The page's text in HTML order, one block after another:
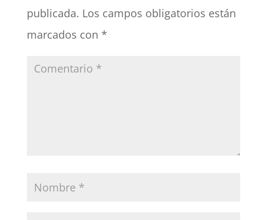
publicada. Los campos obligatorios están
marcados con *